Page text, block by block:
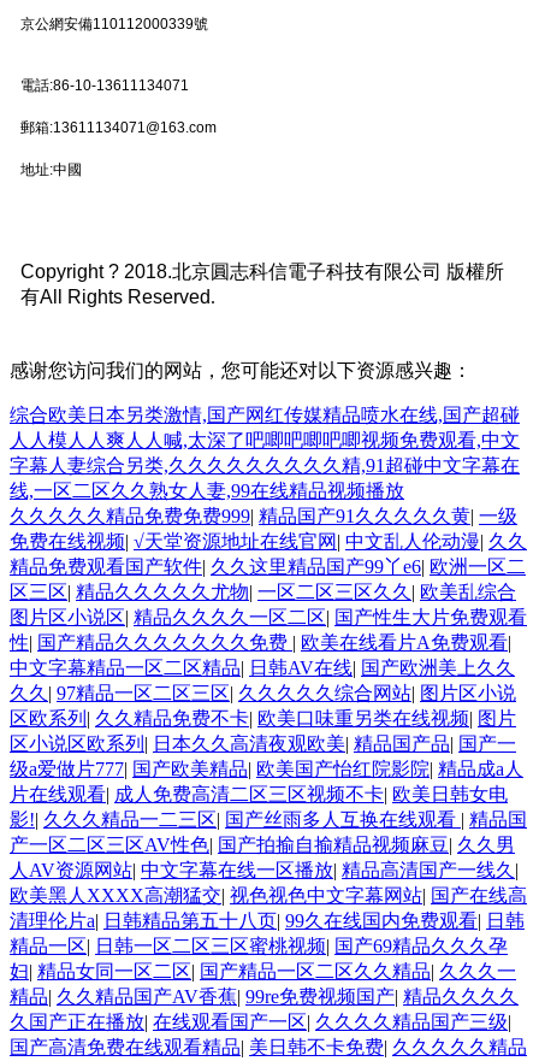
京公網安備110112000339號
電話:86-10-13611134071
郵箱:13611134071@163.com
地址:中國
Copyright ? 2018.北京圓志科信電子科技有限公司 版權所
有All Rights Reserved.
感谢您访问我们的网站，您可能还对以下资源感兴趣：
综合欧美日本另类激情,国产网红传媒精品喷水在线,国产超碰
人人模人人爽人人喊,太深了吧唧吧唧吧唧视频免费观看,中文
字幕人妻综合另类,久久久久久久久久久精,91超碰中文字幕在
线,一区二区久久熟女人妻,99在线精品视频播放
久久久久久精品免费免费999| 精品国产91久久久久久黄| 一级
免费在线视频| √天堂资源地址在线官网 | 中文乱人伦动漫| 久久
精品免费观看国产软件| 久久这里精品国产99丫e6| 欧洲一区二
区三区| 精品久久久久久尤物| 一区二区三区久久 | 欧美乱综合
图片区小说区| 精品久久久久一区二区| 国产性生大片免费观看
性| 国产精品久久久久久久久免费 | 欧美在线看片A免费观看|
中文字幕精品一区二区精品| 日韩AV在线| 国产欧洲美上久久
久久 | 97精品一区二区三区| 久久久久久综合网站| 图片区小说
区欧系列 | 久久精品免费不卡| 欧美口味重另类在线视频| 图片
区小说区欧系列 | 日本久久高清夜观欧美| 精品国产品| 国产一
级a爱做片777| 国产欧美精品| 欧美国产怡红院影院| 精品成a人
片在线观看| 成人免费高清二区三区视频不卡| 欧美日韩女电
影!| 久久久精品一二三区| 国产丝雨多人互换在线观看 | 精品国
产一区二区三区AV性色| 国产拍揄自揄精品视频麻豆| 久久男
人AV资源网站| 中文字幕在线一区播放| 精品高清国产一线久 |
欧美黑人XXXX高潮猛交| 视色视色中文字幕网站| 国产在线高
清理伦片a| 日韩精品第五十八页| 99久在线国内免费观看| 日韩
精品一区| 日韩一区二区三区蜜桃视频| 国产69精品久久久孕
妇| 精品女同一区二区| 国产精品一区二区久久精品| 久久久一
精品| 久久精品国产AV香蕉| 99re免费视频国产| 精品久久久久
久国产正在播放| 在线观看国产一区| 久久久久精品国产三级|
国产高清免费在线观看精品| 美日韩不卡免费| 久久久久久精品